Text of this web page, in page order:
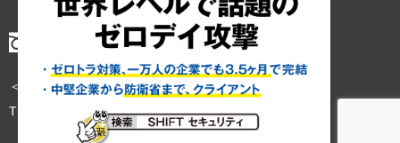
＜その他のお問い合わせは＞
TEL
03-6809-1128